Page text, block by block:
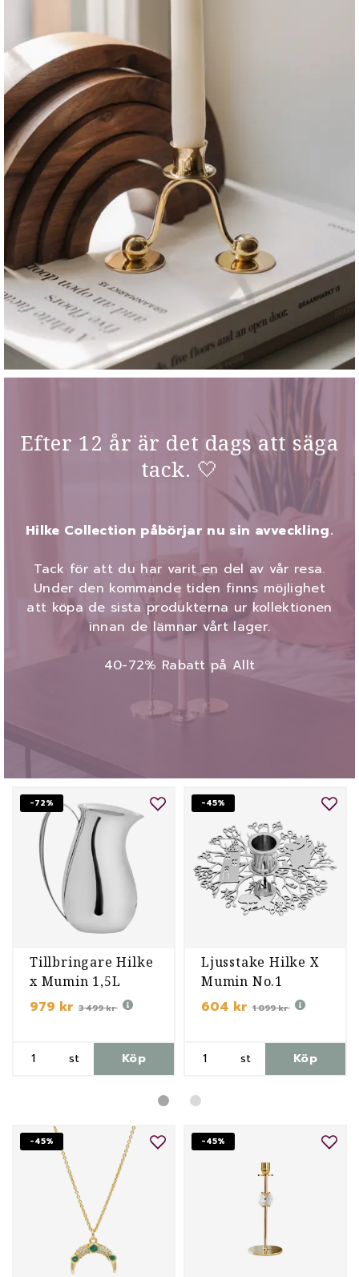
Efter 12 år är det dags att säga
tack. 🤍
Hilke Collection påbörjar nu sin avveckling.
Tack för att du har varit en del av vår resa.
Under den kommande tiden finns möjlighet
att köpa de sista produkterna ur kollektionen
innan de lämnar vårt lager.
40-72% Rabatt på Allt
-72%
Tillbringare Hilke
x Mumin 1,5L
979 kr 3 499 kr
st Köp
-45%
Ljusstake Hilke X
Mumin No.1
604 kr 1 099 kr
st Köp
-45% -45%